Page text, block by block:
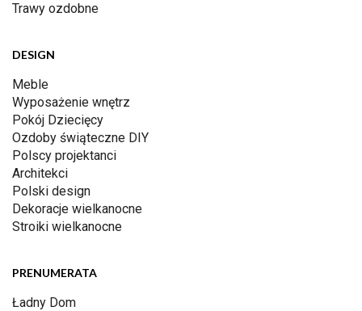
Trawy ozdobne
DESIGN
Meble
Wyposażenie wnętrz
Pokój Dziecięcy
Ozdoby świąteczne DIY
Polscy projektanci
Architekci
Polski design
Dekoracje wielkanocne
Stroiki wielkanocne
PRENUMERATA
Ładny Dom